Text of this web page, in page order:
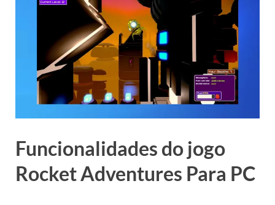
Funcionalidades do jogo
Rocket Adventures Para PC